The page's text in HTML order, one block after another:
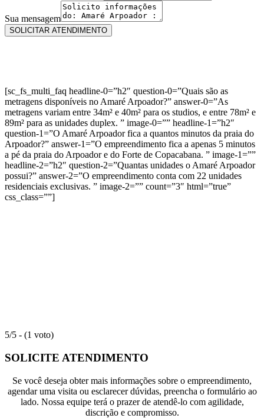
WhatsApp/Telefone
Seu
Sua mensagem
SOLICITAR ATENDIMENTO
[sc_fs_multi_faq headline-0=”h2″ question-0=”Quais são as
metragens disponíveis no Amaré Arpoador?” answer-0=”As
metragens variam entre 34m² e 40m² para os studios, e entre 78m² e
89m² para as unidades duplex. ” image-0=”” headline-1=”h2″
question-1=”O Amaré Arpoador fica a quantos minutos da praia do
Arpoador?” answer-1=”O empreendimento fica a apenas 5 minutos
a pé da praia do Arpoador e do Forte de Copacabana. ” image-1=””
headline-2=”h2″ question-2=”Quantas unidades o Amaré Arpoador
possui?” answer-2=”O empreendimento conta com 22 unidades
residenciais exclusivas. ” image-2=”” count=”3″ html=”true”
css_class=””]
5/5 - (1 voto)
SOLICITE ATENDIMENTO
Se você deseja obter mais informações sobre o empreendimento,
agendar uma visita ou esclarecer dúvidas, preencha o formulário ao
lado. Nossa equipe terá o prazer de atendê-lo com agilidade,
discrição e compromisso.